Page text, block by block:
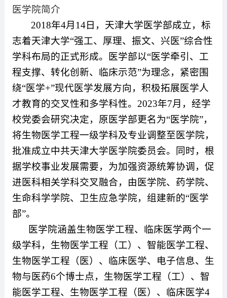
医学院简介
2018年4月 14日，天津大学医学部成立，标
志着天津大学“强工、厚理、振文、兴医”综合性
学科布局的正式形成。医学部以“医学牵引、工
程支撑、转化创新、临床示范”为理念，紧密围
绕“医学+”现代医学发展方向，积极拓展医学人
才教育的交叉性和多学科性。 2023年7月，经学
校党委会研究决定，原医学部更名为“医学院”，
将生物医学工程一级学科及专业调整至医学院，
批准成立中共天津大学医学院委员会。同时，根
据学校事业发展需要，为加强资源统筹协调，促
进医科相关学科交叉融合，由医学院、药学院、
生命科学学院、卫生应急学院，组建新的“医学
部”。
医学院涵盖生物医学工程、临床医学两个一
级学科，生物医学工程（工）、智能医学工程、
生物医学工程（医）、临床医学、电子信息、生
物与医药6个博士点，生物医学工程（工）、智
能医学工程、生物医学工程（医）、临床医学4